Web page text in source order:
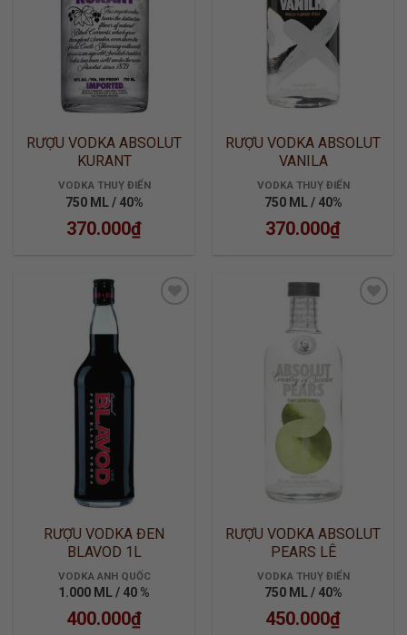
RƯỢU VODKA ABSOLUT
KURANT
VODKA THUỴ ĐIỂN
750 ML / 40%
370.000₫
RƯỢU VODKA ABSOLUT
VANILA
VODKA THUỴ ĐIỂN
750 ML / 40%
370.000₫
WISHLIST
RƯỢU VODKA ĐEN
BLAVOD 1L
VODKA ANH QUỐC
1.000 ML / 40 %
400.000₫
ADD TO
RƯỢU VODKA ABSOLUT
PEARS LÊ
VODKA THUỴ ĐIỂN
750 ML / 40%
450.000₫